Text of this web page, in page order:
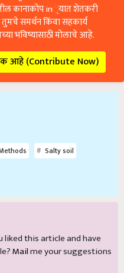
कानाकोप in्यात शेतकरी
समर्थन किंवा सहकार्य
भविष्यासाठी मोलाचे आहे.
आहे (Contribute Now)
Salty soil
liked this article and have
Mailme your suggestions